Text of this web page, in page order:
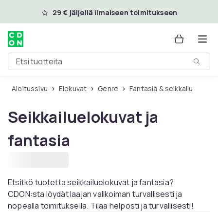
Ohita ja siirry pääsisältöön
29 € jäljellä ilmaiseen toimitukseen
Etsi tuotteita
Aloitussivu Elokuvat Genre Fantasia & seikkailu
Seikkailuelokuvat ja
fantasia
Etsitkö tuotetta seikkailuelokuvat ja fantasia?
CDON:sta löydät laajan valikoiman turvallisesti ja
nopealla toimituksella. Tilaa helposti ja turvallisesti!